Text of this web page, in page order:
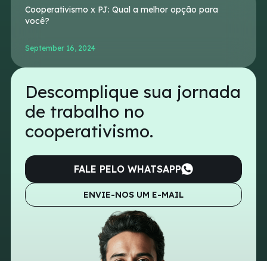
Cooperativismo x PJ: Qual a melhor opção para
você?
September 16, 2024
Descomplique sua jornada
de trabalho no
cooperativismo.
FALE PELO WHATSAPP
ENVIE-NOS UM E-MAIL